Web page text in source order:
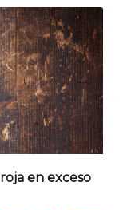
en exceso